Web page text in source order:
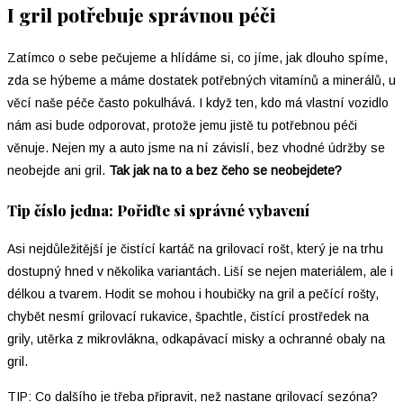
I gril potřebuje správnou péči
Zatímco o sebe pečujeme a hlídáme si, co jíme, jak dlouho spíme,
zda se hýbeme a máme dostatek potřebných vitamínů a minerálů, u
věcí naše péče často pokulhává. I když ten, kdo má vlastní vozidlo
nám asi bude odporovat, protože jemu jistě tu potřebnou péči
věnuje. Nejen my a auto jsme na ní závislí, bez vhodné údržby se
neobejde ani gril. Tak jak na to a bez čeho se neobejdete?
Tip číslo jedna: Pořiďte si správné vybavení
Asi nejdůležitější je čistící kartáč na grilovací rošt, který je na trhu
dostupný hned v několika variantách. Liší se nejen materiálem, ale i
délkou a tvarem. Hodit se mohou i houbičky na gril a pečící rošty,
chybět nesmí grilovací rukavice, špachtle, čistící prostředek na
grily, utěrka z mikrovlákna, odkapávací misky a ochranné obaly na
gril.
TIP: Co dalšího je třeba připravit, než nastane grilovací sezóna?